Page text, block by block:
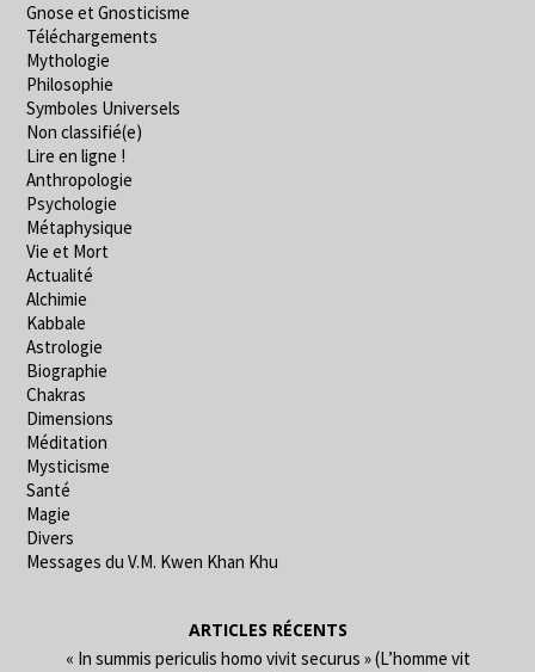
Gnose et Gnosticisme
Téléchargements
Mythologie
Philosophie
Symboles Universels
Non classifié(e)
Lire en ligne !
Anthropologie
Psychologie
Métaphysique
Vie et Mort
Actualité
Alchimie
Kabbale
Astrologie
Biographie
Chakras
Dimensions
Méditation
Mysticisme
Santé
Magie
Divers
Messages du V.M. Kwen Khan Khu
ARTICLES RÉCENTS
« In summis periculis homo vivit securus » (L’homme vit